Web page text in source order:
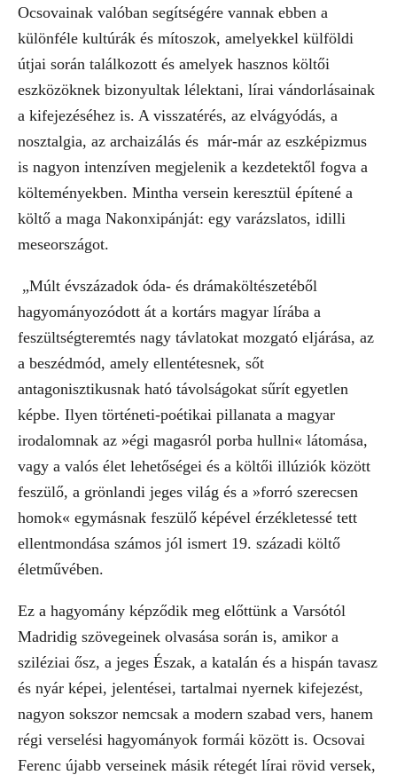
Ocsovainak valóban segítségére vannak ebben a
különféle kultúrák és mítoszok, amelyekkel külföldi
útjai során találkozott és amelyek hasznos költői
eszközöknek bizonyultak lélektani, lírai vándorlásainak
a kifejezéséhez is. A visszatérés, az elvágyódás, a
nosztalgia, az archaizálás és már-már az eszképizmus
is nagyon intenzíven megjelenik a kezdetektől fogva a
költeményekben. Mintha versein keresztül építené a
költő a maga Nakonxipánját: egy varázslatos, idilli
meseországot.
„Múlt évszázadok óda- és drámaköltészetéből
hagyományozódott át a kortárs magyar lírába a
feszültségteremtés nagy távlatokat mozgató eljárása, az
a beszédmód, amely ellentétesnek, sőt
antagonisztikusnak ható távolságokat sűrít egyetlen
képbe. Ilyen történeti-poétikai pillanata a magyar
irodalomnak az »égi magasról porba hullni« látomása,
vagy a valós élet lehetőségei és a költői illúziók között
feszülő, a grönlandi jeges világ és a »forró szerecsen
homok« egymásnak feszülő képével érzékletessé tett
ellentmondása számos jól ismert 19. századi költő
életművében.
Ez a hagyomány képződik meg előttünk a Varsótól
Madridig szövegeinek olvasása során is, amikor a
sziléziai ősz, a jeges Észak, a katalán és a hispán tavasz
és nyár képei, jelentései, tartalmai nyernek kifejezést,
nagyon sokszor nemcsak a modern szabad vers, hanem
régi verselési hagyományok formái között is. Ocsovai
Ferenc újabb verseinek másik rétegét lírai rövid versek,